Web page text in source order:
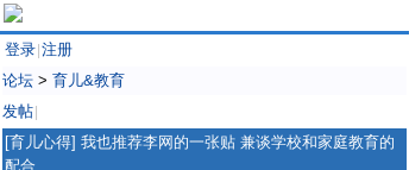
登录 注册
论坛 > 育儿&教育
发帖
[育儿心得] 我也推荐李网的一张贴 兼谈学校和家庭教育的
配合